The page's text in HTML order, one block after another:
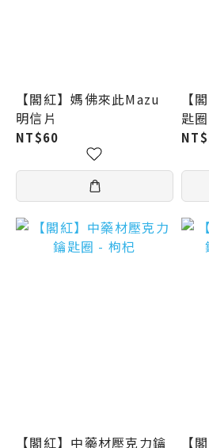
【閣紅】媽佛來此Mazu
明信片
NT$60
【
匙
【閣紅】中藥材壓克力鑰
【